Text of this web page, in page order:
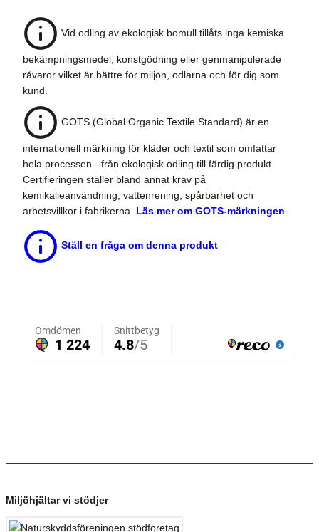
Vid odling av ekologisk bomull tillåts inga kemiska
bekämpningsmedel, konstgödning eller genmanipulerade
råvaror vilket är bättre för miljön, odlarna och för dig som
kund.
GOTS (Global Organic Textile Standard) är en
internationell märkning för kläder och textil som omfattar
hela processen - från ekologisk odling till färdig produkt.
Certifieringen ställer bland annat krav på
kemikalieanvändning, vattenrening, spårbarhet och
arbetsvillkor i fabrikerna. Läs mer om GOTS-märkningen
Ställ en fråga om denna produkt
Miljöhjältar vi stödjer